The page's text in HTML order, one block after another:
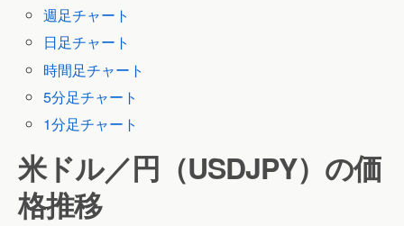
週足チャート
日足チャート
時間足チャート
5分足チャート
1分足チャート
米ドル／円（USDJPY）の価
格推移